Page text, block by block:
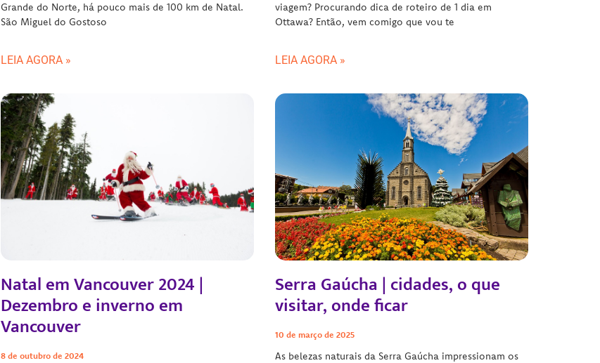
Grande do Norte, há pouco mais de 100 km de Natal.
São Miguel do Gostoso
LEIA AGORA »
viagem? Procurando dica de roteiro de 1 dia em
Ottawa? Então, vem comigo que vou te
LEIA AGORA »
Natal em Vancouver 2024 |
Dezembro e inverno em
Vancouver
8 de outubro de 2024
Serra Gaúcha | cidades, o que
visitar, onde ficar
10 de março de 2025
As belezas naturais da Serra Gaúcha impressionam os